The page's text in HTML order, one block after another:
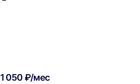
1 050 ₽/мес